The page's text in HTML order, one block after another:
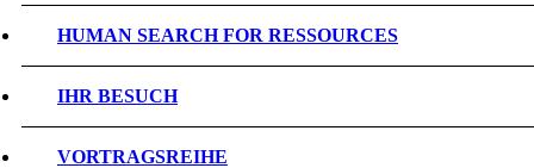
HUMAN SEARCH FOR RESSOURCES
IHR BESUCH
VORTRAGSREIHE